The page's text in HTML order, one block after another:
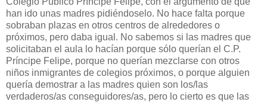
han ido unas madres pidiéndoselo. No hace falta porque
sobraban plazas en otros centros de alrededores o
próximos, pero daba igual. No sabemos si las madres que
solicitaban el aula lo hacían porque sólo querían el C.P.
Príncipe Felipe, porque no querían mezclarse con otros
niños inmigrantes de colegios próximos, o porque alguien
quería demostrar a las madres quien son los/las
verdaderos/as conseguidores/as, pero lo cierto es que las